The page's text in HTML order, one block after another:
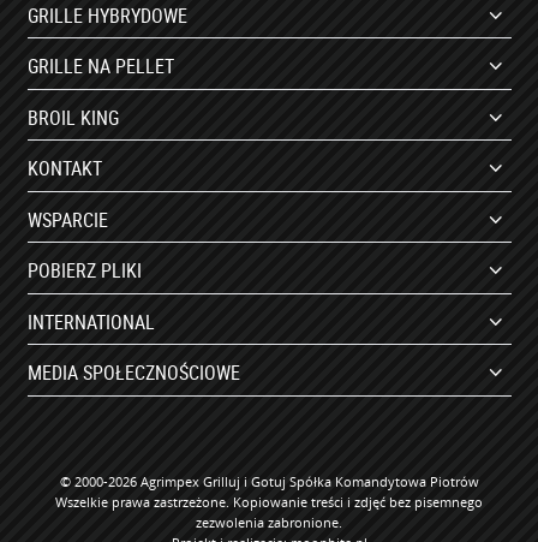
GRILLE HYBRYDOWE
GRILLE NA PELLET
BROIL KING
KONTAKT
WSPARCIE
POBIERZ PLIKI
INTERNATIONAL
MEDIA SPOŁECZNOŚCIOWE
© 2000-2026 Agrimpex Grilluj i Gotuj Spółka Komandytowa Piotrów
Wszelkie prawa zastrzeżone. Kopiowanie treści i zdjęć bez pisemnego
zezwolenia zabronione.